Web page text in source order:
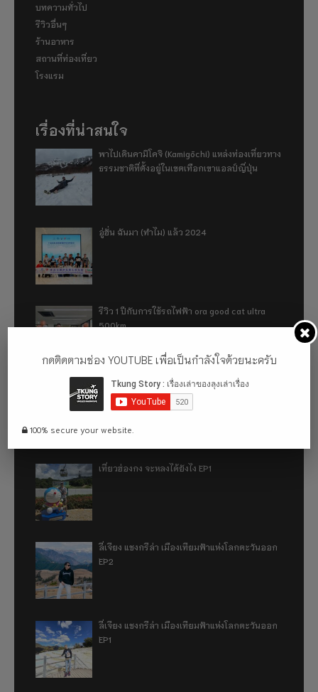
บทความทั่วไป
รีวิวอื่นๆ
ร้านอาหาร
สถานที่ท่องเที่ยว
โรงแรม
เรื่องที่น่าสนใจ
พาไปเดินคามิโคจิ (Kamigōchi) แหล่งท่องเที่ยวทาง
ธรรมชาติที่ตั้งอยู่ในเขตเทือกเขาแอลป์ญี่ปุ่น
อู่ฮั่น ฉันมา (ทำไม) แล้ว 2024
รีวิว 1 ปีกับการใช้รถไฟฟ้า ora good cat ultra
500km
เที่ยวฮ่องกง จะหลงได้ยังไง EP2
เที่ยวฮ่องกง จะหลงได้ยังไง EP1
ลี่เจียง แชงกรีล่า เมืองเทียมฟ้าแห่งโลกตะวันออก
EP2
ลี่เจียง แชงกรีล่า เมืองเทียมฟ้าแห่งโลกตะวันออก
EP1
กดติดตามช่อง YOUTUBE เพื่อเป็นกำลังใจด้วยนะครับ
100% secure your website.